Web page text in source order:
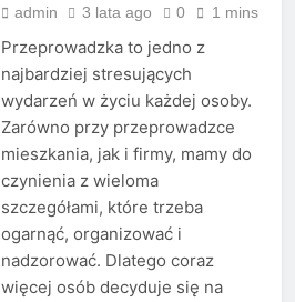
admin 3 lata ago 0 1 mins
Przeprowadzka to jedno z
najbardziej stresujących
wydarzeń w życiu każdej osoby.
Zarówno przy przeprowadzce
mieszkania, jak i firmy, mamy do
czynienia z wieloma
szczegółami, które trzeba
ogarnąć, organizować i
nadzorować. Dlatego coraz
więcej osób decyduje się na